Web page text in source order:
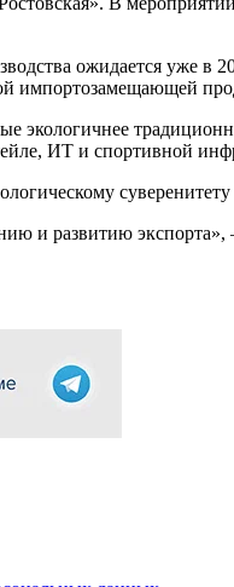
ожидается уже в
импортозамещающей
экологичнее
ИТ и спортивной
и развитию